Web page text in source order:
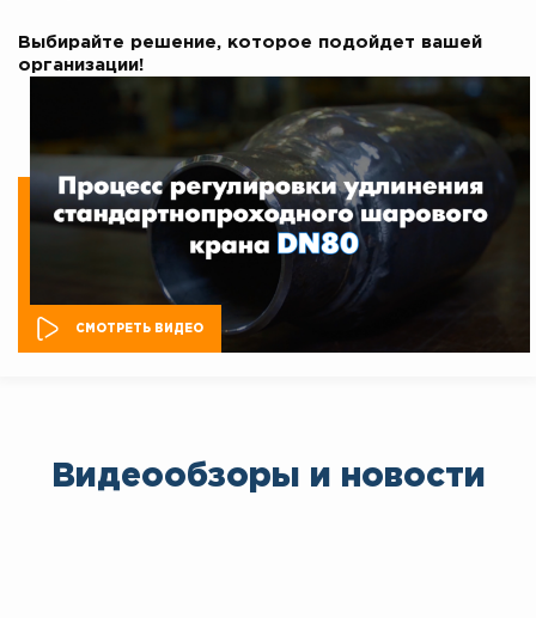
Выбирайте решение, которое подойдет вашей
организации!
СМОТРЕТЬ ВИДЕО
Видеообзоры и новости